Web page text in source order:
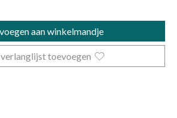
aan winkelmandje
toevoegen